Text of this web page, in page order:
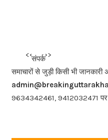
b
o
o
k
संपर्क
समाचारों से जुड़ी किसी भी
9634342461, 9412032471